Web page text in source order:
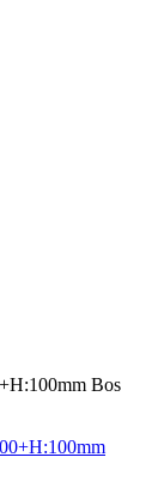
Bos